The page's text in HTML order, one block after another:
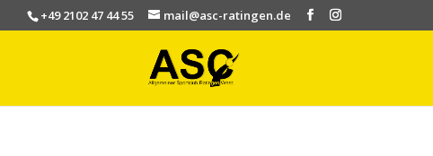
+49 2102 47 44 55 mail@asc-ratingen.de